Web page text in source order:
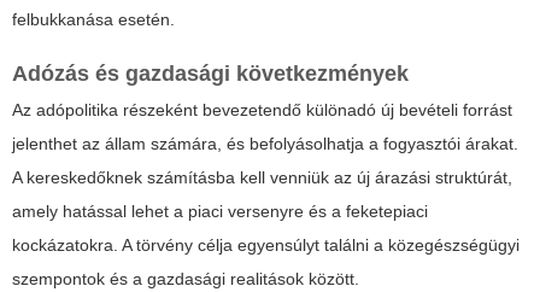
felbukkanása esetén.
Adózás és gazdasági következmények
Az adópolitika részeként bevezetendő különadó új bevételi forrást
jelenthet az állam számára, és befolyásolhatja a fogyasztói árakat.
A kereskedőknek számításba kell venniük az új árazási struktúrát,
amely hatással lehet a piaci versenyre és a feketepiaci
kockázatokra. A törvény célja egyensúlyt találni a közegészségügyi
szempontok és a gazdasági realitások között.